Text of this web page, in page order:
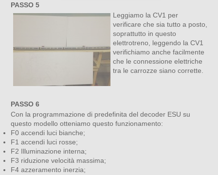
PASSO 5
Leggiamo la CV1 per
verificare che sia tutto a posto,
soprattutto in questo
elettrotreno, leggendo la CV1
verifichiamo anche facilmente
che le connessione elettriche
tra le carrozze siano corrette.
PASSO 6
Con la programmazione di predefinita del decoder ESU su
questo modello otteniamo questo funzionamento:
F0 accendi luci bianche;
F1 accendi luci rosse;
F2 Illuminazione interna;
F3 riduzione velocità massima;
F4 azzeramento inerzia;